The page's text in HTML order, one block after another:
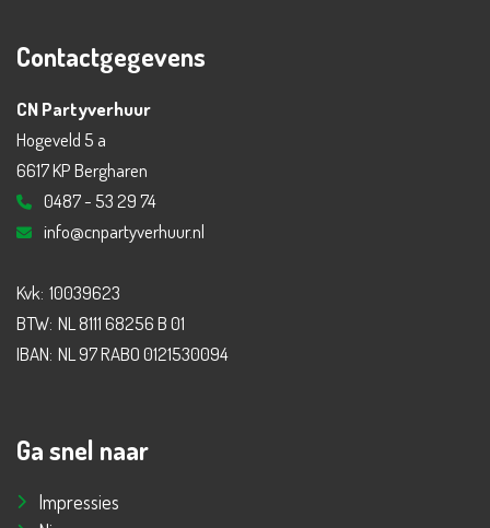
Contactgegevens
CN Partyverhuur
Hogeveld 5 a
6617 KP Bergharen
0487 - 53 29 74
info@cnpartyverhuur.nl
Kvk: 10039623
BTW: NL 8111 68256 B 01
IBAN: NL 97 RABO 0121530094
Ga snel naar
Impressies